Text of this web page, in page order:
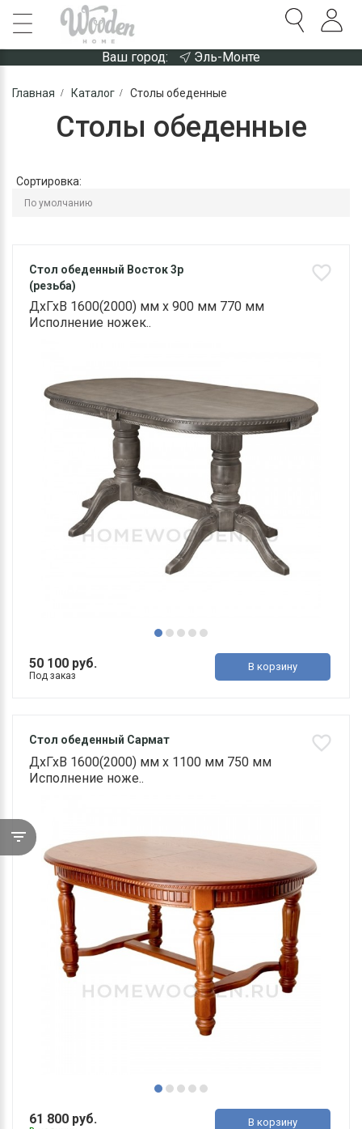
Ваш город: Эль-Монте
Главная Каталог Столы обеденные
Столы обеденные
Сортировка:
Стол обеденный Восток 3р
(резьба)
ДхГхВ 1600(2000) мм х 900 мм 770 мм
Исполнение ножек..
50 100 руб.
Под заказ
В корзину
Стол обеденный Сармат
ДхГхВ 1600(2000) мм х 1100 мм 750 мм
Исполнение ноже..
61 800 руб. В корзину